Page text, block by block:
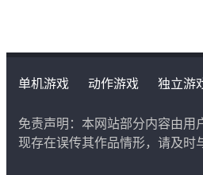
单机游戏 动作游戏 独立游
免责声明：本网站部分内容由用
现存在误传其作品情形，请及时